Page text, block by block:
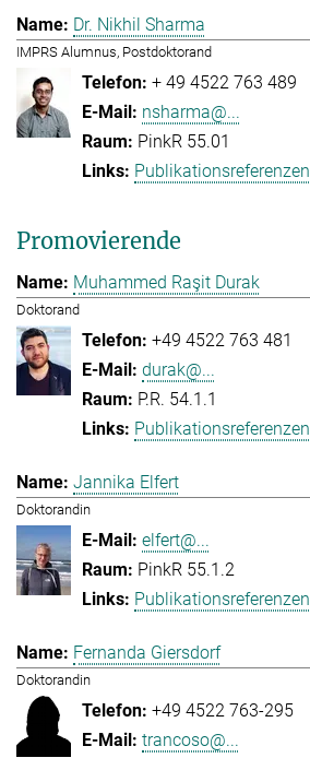
Dr. Nikhil Sharma
IMPRS Alumnus, Postdoktorand
+ 49 4522 763 489
nsharma@...
PinkR 55.01
Publikationsreferenzen
Promovierende
Muhammed Raşit Durak
Doktorand
+49 4522 763 481
durak@...
P.R. 54.1.1
Publikationsreferenzen
Jannika Elfert
Doktorandin
elfert@...
PinkR 55.1.2
Publikationsreferenzen
Fernanda Giersdorf
Doktorandin
+49 4522 763-295
trancoso@...